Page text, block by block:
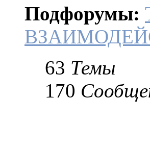
Подфорумы:
63 Темы
170